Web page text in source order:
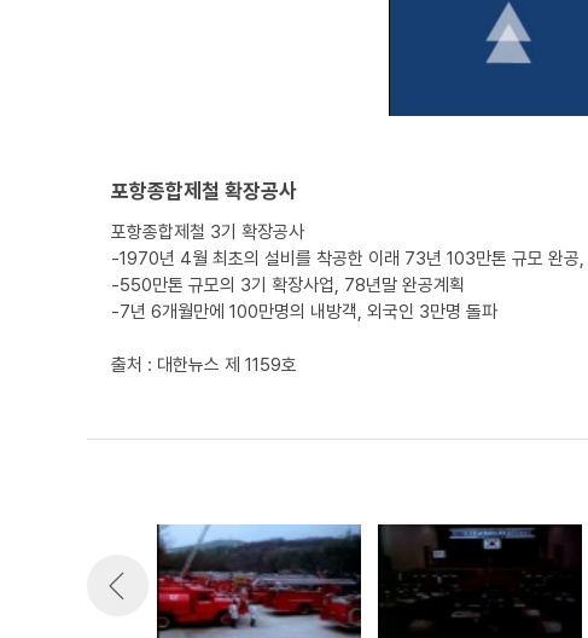
포항종합제철 확장공사
포항종합제철 3기 확장공사
-1970년 4월 최초의 설비를 착공한 이래 73년 103만톤 규모 완공
-550만톤 규모의 3기 확장사업, 78년말 완공계획
-7년 6개월만에 100만명의 내방객, 외국인 3만명 돌파
출처 : 대한뉴스 제 1159호